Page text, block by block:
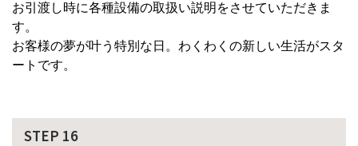
お引渡し時に各種設備の取扱い説明をさせていただきま
す。
お客様の夢が叶う特別な日。わくわくの新しい生活がスタ
ートです。
STEP 16